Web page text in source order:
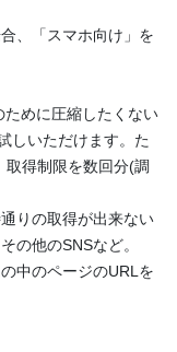
、「スマホ向け」を
めに圧縮したくない
しいただけます。た
得制限を数回分(調
りの取得が出来ない
の他のSNSなど。
中のページのURLを